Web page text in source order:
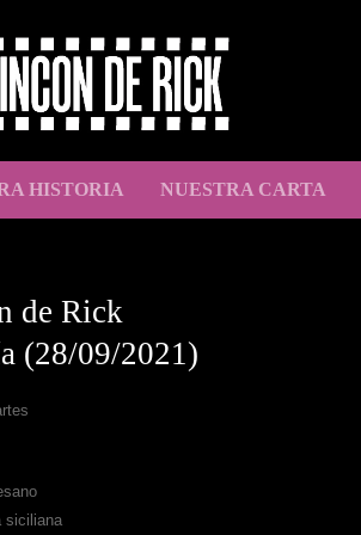
HISTORIA NUESTRA CARTA
de Rick
(28/09/2021)
siciliana